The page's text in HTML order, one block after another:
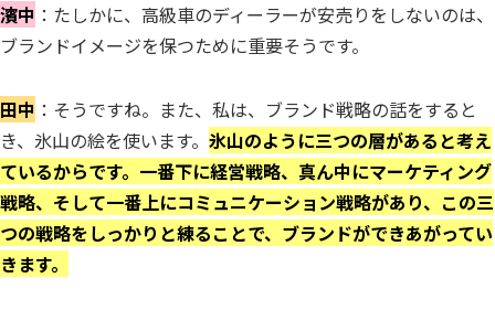
濱中 ：たしかに、高級車のディーラーが安売りをしないのは、
ブランドイメージを保つために重要そうです。
田中 ：そうですね。また、私は、ブランド戦略の話をすると
き、氷山の絵を使います。 氷山のように三つの層があると考え
ているからです。一番下に経営戦略、真ん中にマーケティング
戦略、そして一番上にコミュニケーション戦略があり、この三
つの戦略をしっかりと練ることで、ブランドができあがってい
きます。